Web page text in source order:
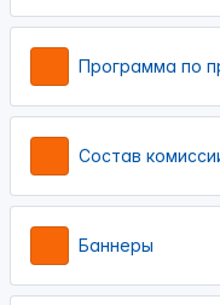
Программа по
Состав
Баннеры